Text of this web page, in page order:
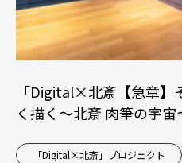
「Digital×北斎【急章】
く描く～北斎 肉筆の宇宙
「Digital×北斎」プロジェクト